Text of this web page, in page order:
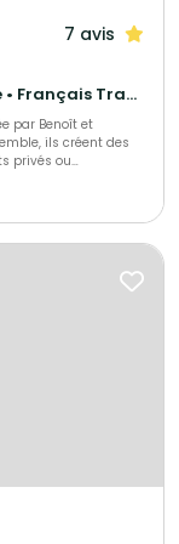
7 avis
Barbecue et grillades • Gastronomique • Français Traditionnel
par Benoît et
ils créent des
privés ou
frais et de
et authenticité.